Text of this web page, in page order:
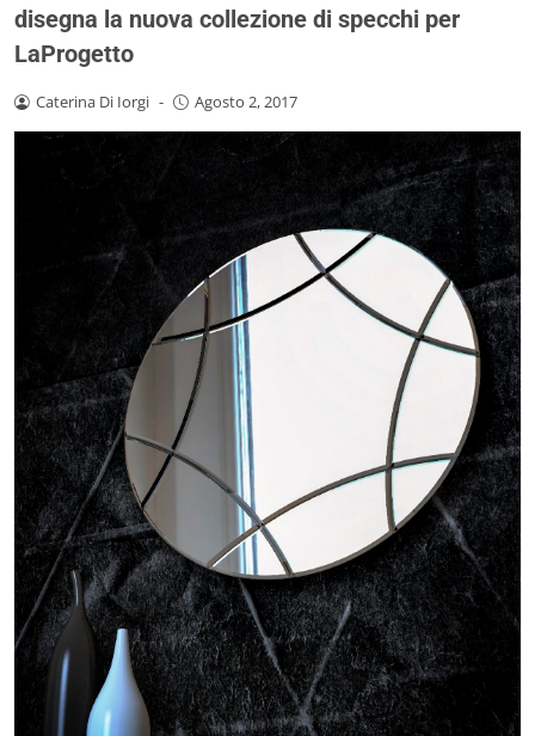
disegna la nuova collezione di specchi per
LaProgetto
Caterina Di Iorgi - Agosto 2, 2017